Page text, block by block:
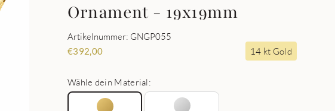
Ornament - 19x19mm
Artikelnummer: GNGP055
€392,00 14 kt Gold
Wähle dein Material: